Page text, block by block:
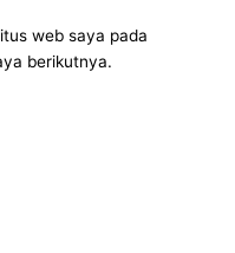
web saya pada
berikutnya.